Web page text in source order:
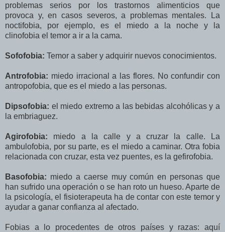
problemas serios por los trastornos alimenticios que
provoca y, en casos severos, a problemas mentales. La
noctifobia, por ejemplo, es el miedo a la noche y la
clinofobia el temor a ir a la cama.
Sofofobia: Temor a saber y adquirir nuevos conocimientos.
Antrofobia: miedo irracional a las flores. No confundir con
antropofobia, que es el miedo a las personas.
Dipsofobia: el miedo extremo a las bebidas alcohólicas y a
la embriaguez.
Agirofobia: miedo a la calle y a cruzar la calle. La
ambulofobia, por su parte, es el miedo a caminar. Otra fobia
relacionada con cruzar, esta vez puentes, es la gefirofobia.
Basofobia: miedo a caerse muy común en personas que
han sufrido una operación o se han roto un hueso. Aparte de
la psicología, el fisioterapeuta ha de contar con este temor y
ayudar a ganar confianza al afectado.
Fobias a lo procedentes de otros países y razas: aquí